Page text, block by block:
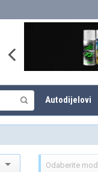
Autodijelovi